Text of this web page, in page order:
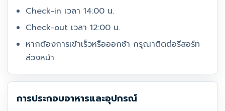
Check-in เวลา 14:00 น.
Check-out เวลา 12:00 น.
หากต้องการเข้าเร็วหรือออกช้า กรุณาติดต่อรีสอร์ท
ล่วงหน้า
การประกอบอาหารและอุปกรณ์